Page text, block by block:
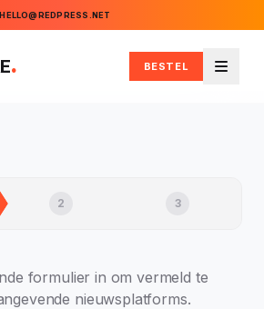
HELLO@REDPRESS.NET
. BESTEL
Menu
2 3
formulier in om vermeld te
nieuwsplatforms.